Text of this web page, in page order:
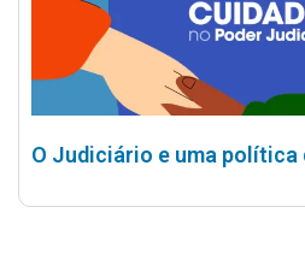
O Judiciário e uma política